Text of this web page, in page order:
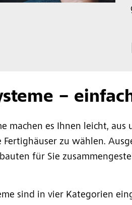
–
machen es Ihnen leicht,
Fertighäuser zu wählen.
für Sie
sind in vier Kategorien